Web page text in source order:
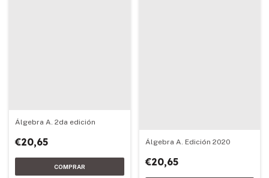
Álgebra A. 2da edición
€20,65 Álgebra A. Edición 2020
€20,65